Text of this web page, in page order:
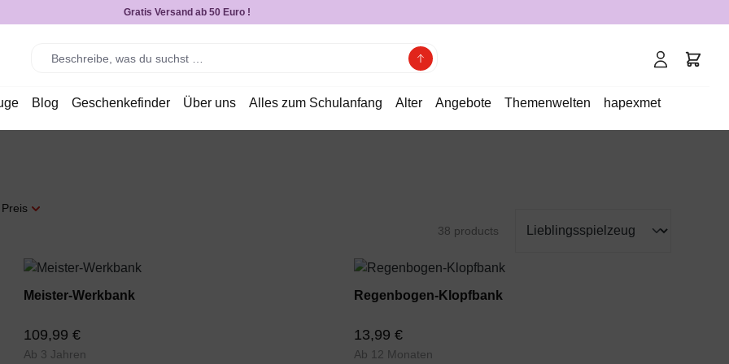
Gratis Versand ab 50 Euro !
Blog Geschenkefinder Über uns Alles zum Schulanfang Alter Angebote Themenwelten hapexmet
Preis
38 products
Meister-Werkbank
109,99 €
Ab 3 Jahren
Regenbogen-Klopfbank
13,99 €
Ab 12 Monaten